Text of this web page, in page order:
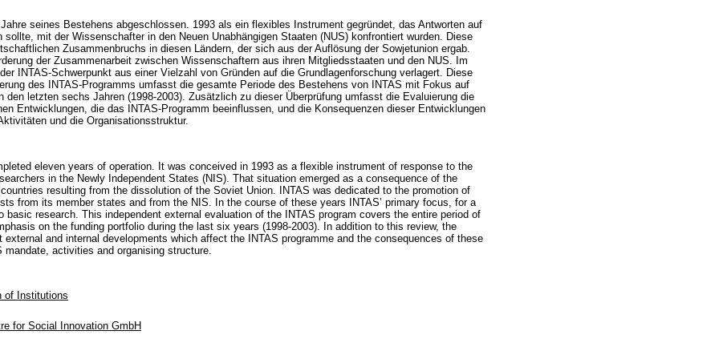
seines Bestehens abgeschlossen. 1993 als ein flexibles Instrument gegründet, das Antworten auf
mit der Wissenschafter in den Neuen Unabhängigen Staaten (NUS) konfrontiert wurden. Diese
Zusammenbruchs in diesen Ländern, der sich aus der Auflösung der Sowjetunion ergab.
der Zusammenarbeit zwischen Wissenschaftern aus ihren Mitgliedsstaaten und den NUS. Im
INTAS-Schwerpunkt aus einer Vielzahl von Gründen auf die Grundlagenforschung verlagert. Diese
des INTAS-Programms umfasst die gesamte Periode des Bestehens von INTAS mit Fokus auf
den letzten sechs Jahren (1998-2003). Zusätzlich zu dieser Überprüfung umfasst die Evaluierung die
Entwicklungen, die das INTAS-Programm beeinflussen, und die Konsequenzen dieser Entwicklungen
und die Organisationsstruktur.
eleven years of operation. It was conceived in 1993 as a flexible instrument of response to the
in the Newly Independent States (NIS). That situation emerged as a consequence of the
resulting from the dissolution of the Soviet Union. INTAS was dedicated to the promotion of
from its member states and from the NIS. In the course of these years INTAS’ primary focus, for a
basic research. This independent external evaluation of the INTAS program covers the entire period of
on the funding portfolio during the last six years (1998-2003). In addition to this review, the
and internal developments which affect the INTAS programme and the consequences of these
activities and organising structure.
of Institutions
for Social Innovation GmbH